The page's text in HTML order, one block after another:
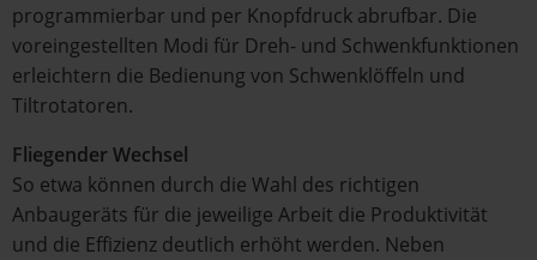
programmierbar und per Knopfdruck abrufbar. Die
voreingestellten Modi für Dreh- und Schwenkfunktionen
erleichtern die Bedienung von Schwenklöffeln und
Tiltrotatoren.
Fliegender Wechsel
So etwa können durch die Wahl des richtigen
Anbaugeräts für die jeweilige Arbeit die Produktivität
und die Effizienz deutlich erhöht werden. Neben